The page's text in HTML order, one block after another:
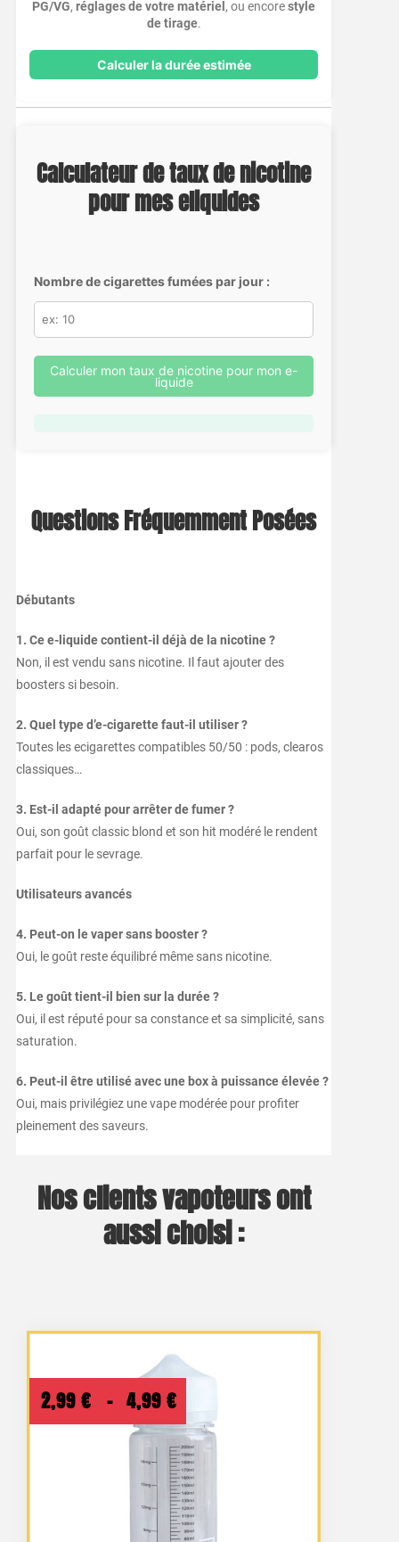
PG/VG,réglages de votre matériel , ou encorestyle
de tirage.
Calculer la durée estimée
Calculateur de taux de nicotine
pour mes eliquides
Nombre de cigarettes fumées par jour :
Calculer mon taux de nicotine pour mon e-
liquide
Questions Fréquemment Posées
Débutants
1. Ce e-liquide contient-il déjà de la nicotine ?
Non, il est vendu sans nicotine. Il faut ajouter des
boosters si besoin.
2. Quel type d’e-cigarette faut-il utiliser ?
Toutes les ecigarettes compatibles 50/50 : pods, clearos
classiques…
3. Est-il adapté pour arrêter de fumer ?
Oui, son goût classic blond et son hit modéré le rendent
parfait pour le sevrage.
Utilisateurs avancés
4. Peut-on le vaper sans booster ?
Oui, le goût reste équilibré même sans nicotine.
5. Le goût tient-il bien sur la durée ?
Oui, il est réputé pour sa constance et sa simplicité, sans
saturation.
6. Peut-il être utilisé avec une box à puissance élevée ?
Oui, mais privilégiez une vape modérée pour profiter
pleinement des saveurs.
Nos clients vapoteurs ont
aussi choisi :
2,99 € – 4,99 €
de
prix :
2,99 €
à